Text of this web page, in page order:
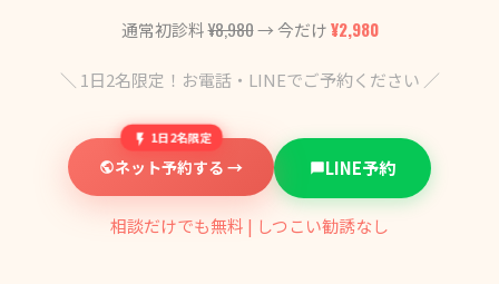
通常初診料¥8,980→ 今だけ¥2,980
＼ 1日2名限定！お電話・LINEでご予約ください ／
1日2名限定
ネット予約する → LINE予約
相談だけでも無料 | しつこい勧誘なし